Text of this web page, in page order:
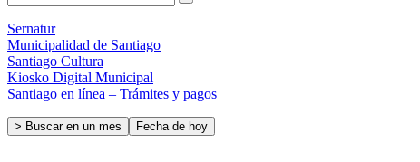
Sernatur
Municipalidad de Santiago
Santiago Cultura
Kiosko Digital Municipal
Santiago en línea – Trámites y pagos
> Buscar en un mes Fecha de hoy